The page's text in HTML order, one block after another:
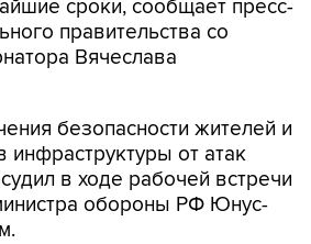
сроки, сообщает пресс-
правительства со
Вячеслава
безопасности жителей и
от атак
в ходе рабочей встречи
обороны РФ Юнус-